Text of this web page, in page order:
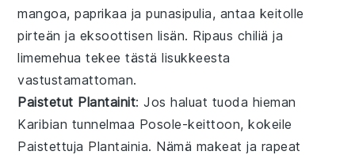
mangoa, paprikaa ja punasipulia, antaa keitolle
pirteän ja eksoottisen lisän. Ripaus chiliä ja
limemehua tekee tästä lisukkeesta
vastustamattoman.
Paistetut Plantainit: Jos haluat tuoda hieman
Karibian tunnelmaa Posole-keittoon, kokeile
Paistettuja Plantainia. Nämä makeat ja rapeat